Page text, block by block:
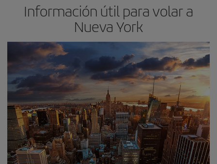
Información útil para volar a
Nueva York